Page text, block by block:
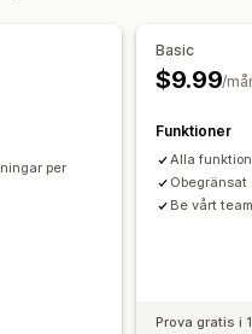
per
Basic
$9.99/
Funktioner
Alla
Be vårt
Prova gratis i